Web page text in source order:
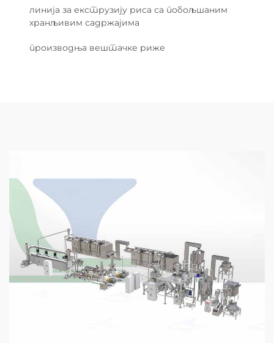
линија за екструзију риса са побољшаним
хранљивим садржајима
производња вештачке риже